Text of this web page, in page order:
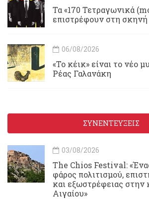
Τα «170 Τετραγωνικά
επιστρέφουν στη σκηνή
06/08/2026
«Το κέικ» είναι το νέο
Ρέας Γαλανάκη
ΣΥΝΕΝΤΕΥΞΕΙΣ
03/08/2026
Τhe Chios Festival:
φάρος πολιτισμού,
και εξωστρέφειας στην
Αιγαίου»